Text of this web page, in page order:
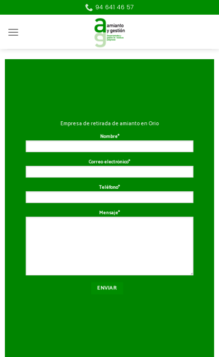
to
content
94 641 46 57
Empresa de retirada de amianto en Orio
Nombre*
Correo electrónico*
Teléfono*
Mensaje*